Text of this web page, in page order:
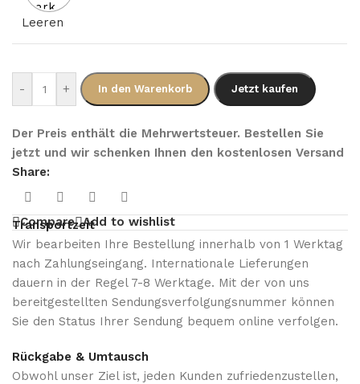
Leeren
- + In den Warenkorb Jetzt kaufen
Der Preis enthält die Mehrwertsteuer. Bestellen Sie
jetzt und wir schenken Ihnen den kostenlosen Versand
Share:
Compare Add to wishlist
Transportzeit
Wir bearbeiten Ihre Bestellung innerhalb von 1 Werktag
nach Zahlungseingang. Internationale Lieferungen
dauern in der Regel 7-8 Werktage. Mit der von uns
bereitgestellten Sendungsverfolgungsnummer können
Sie den Status Ihrer Sendung bequem online verfolgen.
Rückgabe & Umtausch
Obwohl unser Ziel ist, jeden Kunden zufriedenzustellen,